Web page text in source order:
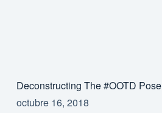
Deconstructing The #OOTD Pose
octubre 16, 2018